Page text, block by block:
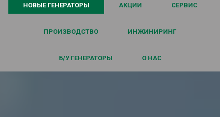
НОВЫЕ ГЕНЕРАТОРЫ АКЦИИ СЕРВИС
ПРОИЗВОДСТВО ИНЖИНИРИНГ
Б/У ГЕНЕРАТОРЫ О НАС